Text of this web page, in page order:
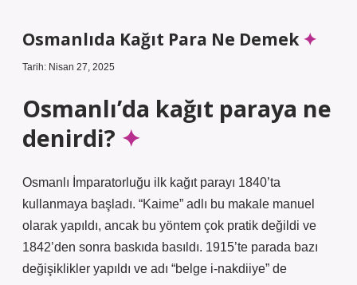
Osmanlıda Kağıt Para Ne Demek
Tarih: Nisan 27, 2025
Osmanlı’da kağıt paraya ne
denirdi?
Osmanlı İmparatorluğu ilk kağıt parayı 1840’ta
kullanmaya başladı. “Kaime” adlı bu makale manuel
olarak yapıldı, ancak bu yöntem çok pratik değildi ve
1842’den sonra baskıda basıldı. 1915’te parada bazı
değişiklikler yapıldı ve adı “belge i-nakdiiye” de